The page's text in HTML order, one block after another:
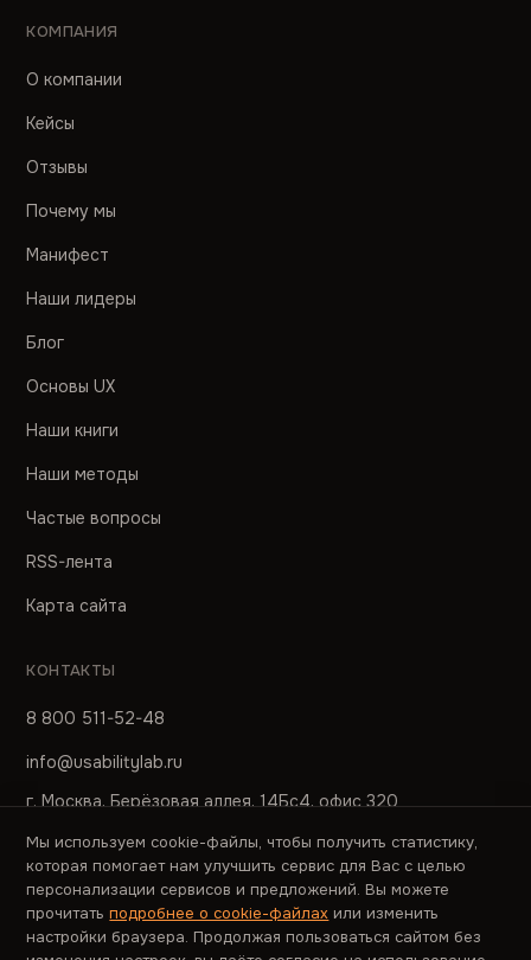
КОМПАНИЯ
О компании
Кейсы
Отзывы
Почему мы
Манифест
Наши лидеры
Блог
Основы UX
Наши книги
Наши методы
Частые вопросы
RSS-лента
Карта сайта
КОНТАКТЫ
8 800 511-52-48
info@usabilitylab.ru
г. Москва, Берёзовая аллея, 14Бс4, офис 320
ПРЕСС-СЛУЖБА
pr@usabilitylab.ru
Мы используем cookie-файлы, чтобы получить статистику,
которая помогает нам улучшить сервис для Вас с целью
персонализации сервисов и предложений. Вы можете
прочитатьподробнее о cookie-файлах или изменить
настройки браузера. Продолжая пользоваться сайтом без